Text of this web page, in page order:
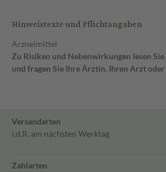
Hinweistexte und Pflichtangaben
Arzneimittel
Zu Risiken und Nebenwirkungen lesen
und fragen Sie Ihre Ärztin, Ihren Arzt
Versandarten
i.d.R. am nächsten Werktag
Zahlarten